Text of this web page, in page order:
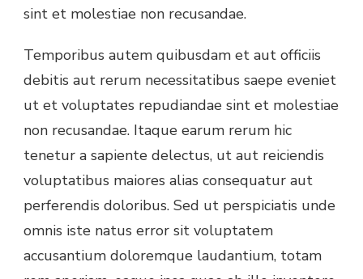
sint et molestiae non recusandae.
Temporibus autem quibusdam et aut officiis
debitis aut rerum necessitatibus saepe eveniet
ut et voluptates repudiandae sint et molestiae
non recusandae. Itaque earum rerum hic
tenetur a sapiente delectus, ut aut reiciendis
voluptatibus maiores alias consequatur aut
perferendis doloribus. Sed ut perspiciatis unde
omnis iste natus error sit voluptatem
accusantium doloremque laudantium, totam